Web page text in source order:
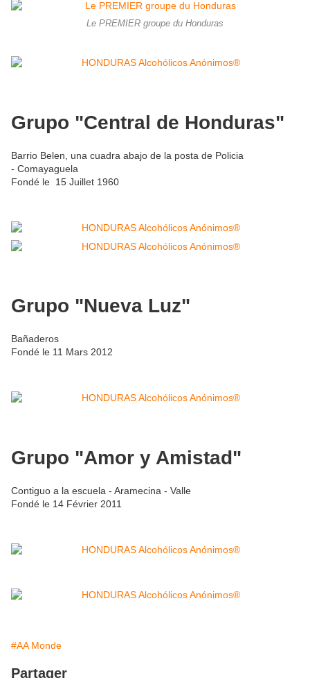
Le PREMIER groupe du Honduras
Grupo "Central de Honduras"
Barrio Belen, una cuadra abajo de la posta de Policia
- Comayaguela
Fondé le 15 Juillet 1960
Grupo "Nueva Luz"
Bañaderos
Fondé le 11 Mars 2012
Grupo "Amor y Amistad"
Contiguo a la escuela - Aramecina - Valle
Fondé le 14 Février 2011
#AA Monde
Partager